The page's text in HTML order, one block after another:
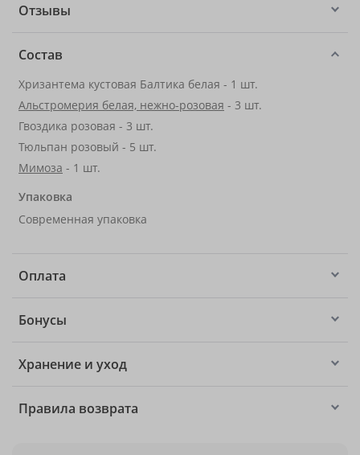
Отзывы
Состав
Хризантема кустовая Балтика белая - 1 шт.
Альстромерия белая, нежно-розовая - 3 шт.
Гвоздика розовая - 3 шт.
Тюльпан розовый - 5 шт.
Мимоза - 1 шт.
Упаковка
Современная упаковка
Оплата
Бонусы
Хранение и уход
Правила возврата